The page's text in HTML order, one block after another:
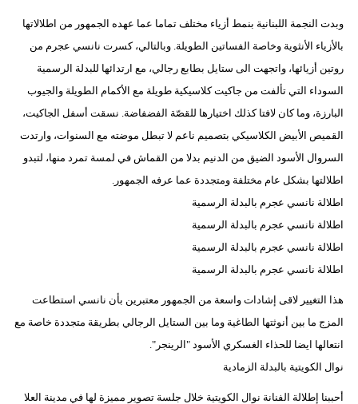
وبدت النجمة اللبنانية بنمط أزياء مختلف تماما عما عهده الجمهور من اطلالاتها
بالأزياء الأنثوية وخاصة الفساتين الطويلة. وبالتالي، كسرت نانسي عجرم من
روتين أزيائها، واتجهت الى ستايل بطابع رجالي، مع ارتدائها للبدلة الرسمية
السوداء التي تألفت من جاكيت كلاسيكية طويلة مع الأكمام الطويلة والجيوب
البارزة، وما كان لافتا كذلك اختيارها للقصّة الفضفاضة. نسقت أسفل الجاكيت،
القميص الأبيض الكلاسيكي بتصميم ناعم لا تبطل موضته مع السنوات، وارتدت
السروال الأسود الضيق من الدنيم بدلا من القماش في لمسة تمرد منها، لتبدو
اطلالتها بشكل عام مختلفة ومتجددة عما عرفه الجمهور.
اطلالة نانسي عجرم بالبدلة الرسمية
اطلالة نانسي عجرم بالبدلة الرسمية
اطلالة نانسي عجرم بالبدلة الرسمية
اطلالة نانسي عجرم بالبدلة الرسمية
هذا التغيير لاقى إشادات واسعة من الجمهور معتبرين بأن نانسي استطاعت
المزج ما بين أنوثتها الطاغية وما بين الستايل الرجالي بطريقة متجددة خاصة مع
انتعالها ايضا للحذاء الغسكري الأسود "الرينجر".
نوال الكويتية بالبدلة الزمادية
أحببنا إطلالة الفنانة نوال الكويتية خلال جلسة تصوير مميزة لها في مدينة العلا